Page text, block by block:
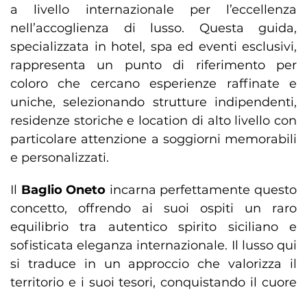
a livello internazionale per l’eccellenza
nell’accoglienza di lusso. Questa guida,
specializzata in hotel, spa ed eventi esclusivi,
rappresenta un punto di riferimento per
coloro che cercano esperienze raffinate e
uniche, selezionando strutture indipendenti,
residenze storiche e location di alto livello con
particolare attenzione a soggiorni memorabili
e personalizzati.
Il Baglio Oneto incarna perfettamente questo
concetto, offrendo ai suoi ospiti un raro
equilibrio tra autentico spirito siciliano e
sofisticata eleganza internazionale. Il lusso qui
si traduce in un approccio che valorizza il
territorio e i suoi tesori, conquistando il cuore